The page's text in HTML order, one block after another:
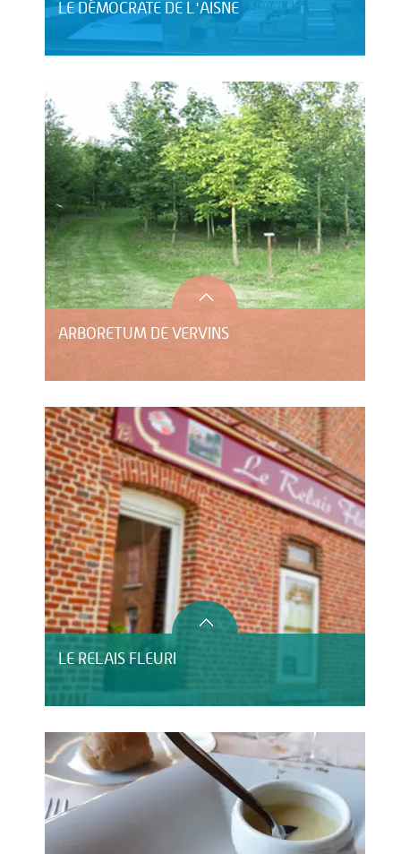
LE DÉMOCRATE DE L'AISNE
ARBORETUM DE VERVINS
LE RELAIS FLEURI